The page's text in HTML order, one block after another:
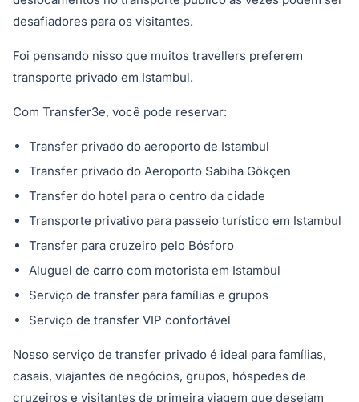
desafiadores para os visitantes.
Foi pensando nisso que muitos travellers preferem
transporte privado em Istambul.
Com Transfer3e, você pode reservar:
Transfer privado do aeroporto de Istambul
Transfer privado do Aeroporto Sabiha Gökçen
Transfer do hotel para o centro da cidade
Transporte privativo para passeio turístico em Istambul
Transfer para cruzeiro pelo Bósforo
Aluguel de carro com motorista em Istambul
Serviço de transfer para famílias e grupos
Serviço de transfer VIP confortável
Nosso serviço de transfer privado é ideal para famílias,
casais, viajantes de negócios, grupos, hóspedes de
cruzeiros e visitantes de primeira viagem que desejam